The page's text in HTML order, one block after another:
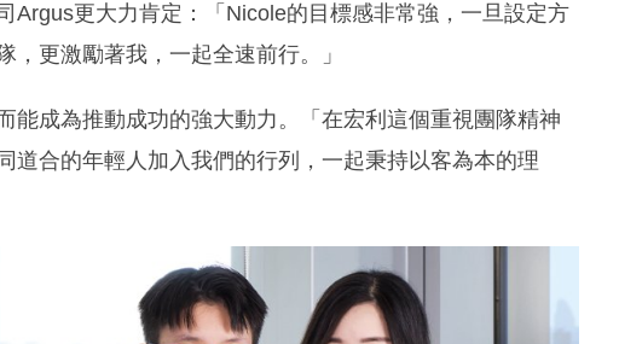
Argus更大力肯定：「Nicole的目標感非常強，一旦設定方
更激勵著我，一起全速前行。」
能成為推動成功的強大動力。「在宏利這個重視團隊精神
道合的年輕人加入我們的行列，一起秉持以客為本的理